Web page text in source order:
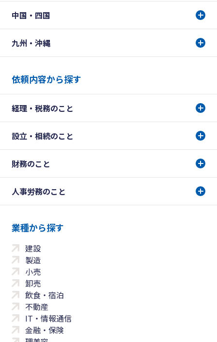
中国・四国
九州・沖縄
依頼内容から探す
経理・税務のこと
設立・相続のこと
財務のこと
人事労務のこと
業種から探す
建設
製造
小売
卸売
飲食・宿泊
不動産
IT・情報通信
金融・保険